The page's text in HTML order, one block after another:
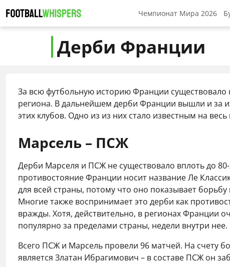
Чемпионат Мира 2026
Дерби Франции
За всю футбольную историю Франции существовало
региона. В дальнейшем дерби Франции вышли и за
этих клубов. Одно из из них стало известным на
Марсель – ПСЖ
Дерби Марселя и ПСЖ не существовало вплоть до
противостояние Франции носит название Ле
для всей страны, потому что оно показывает
Многие также воспринимает это дерби как
вражды. Хотя, действительно, в регионах Франции
популярно за пределами страны, недели внутри нее.
Всего ПСЖ и Марсель провели 96 матчей. На счету
является Златан Ибрагимович – в составе ПСЖ он